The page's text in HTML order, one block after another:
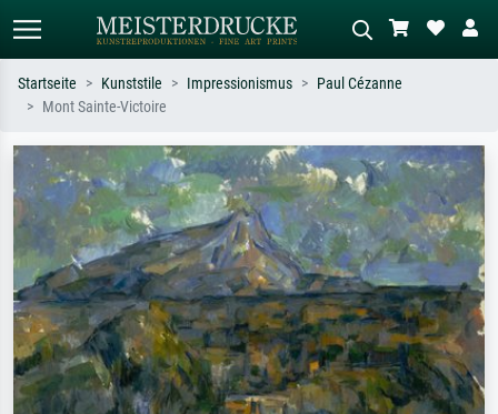
Suchen Sie nach Künstlern, Werktiteln
oder Stilen – z.B. Monet,
Sternennacht, Impressionismus, Welle
Hokusai, Akt.
Beschreiben Sie die Szene – z.B. Grüne
Wiese, Abstrakt mit viel Rot, Dunkles
Ölgemälde, Stehender Akt neben einem
Baum.
Startseite Kunststile Impressionismus
Paul Cézanne
Mont Sainte-Victoire